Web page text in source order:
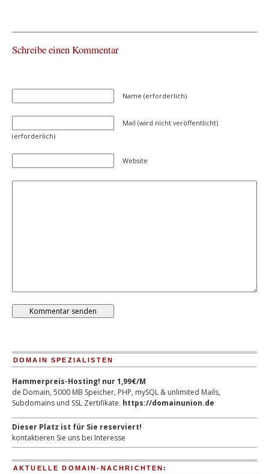
Schreibe einen Kommentar
Name (erforderlich)
Mail (wird nicht veröffentlicht)
(erforderlich)
Website
DOMAIN SPEZIALISTEN
Hammerpreis-Hosting! nur 1,99€/M
de Domain, 5000 MB Speicher, PHP, mySQL & unlimited Mails,
Subdomains und SSL Zertifikate. https://domainunion.de
Dieser Platz ist für Sie reserviert!
kontaktieren Sie uns bei Interesse
AKTUELLE DOMAIN-NACHRICHTEN: